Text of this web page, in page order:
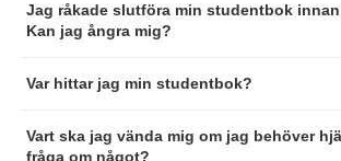
Jag råkade slutföra min studentbok innan
Kan jag ångra mig?
Var hittar jag min studentbok?
Vart ska jag vända mig om jag behöver
fråga om något?